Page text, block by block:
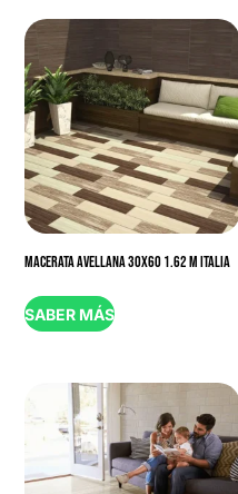
MACERATA AVELLANA 30X60 1.62 M ITALIA
SABER MÁS